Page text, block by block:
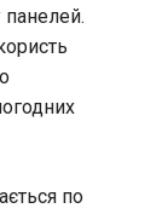
по